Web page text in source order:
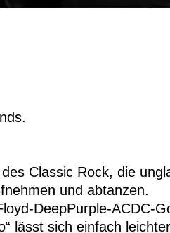
Classic Rock, die
und abtanzen.
DeepPurple-ACDC-
lässt sich einfach